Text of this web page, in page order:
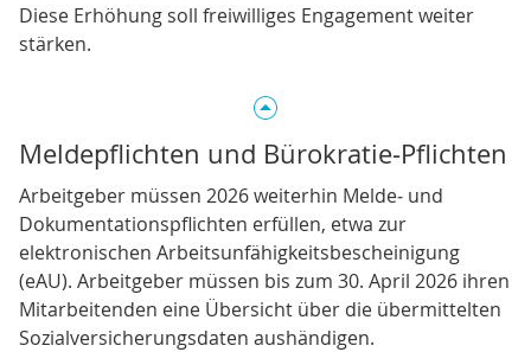
Diese Erhöhung soll freiwilliges Engagement weiter
stärken.
Meldepflichten und Bürokratie‑Pflichten
Arbeitgeber müssen 2026 weiterhin Melde‑ und
Dokumentationspflichten erfüllen, etwa zur
elektronischen Arbeitsunfähigkeitsbescheinigung
(eAU). Arbeitgeber müssen bis zum 30. April 2026 ihren
Mitarbeitenden eine Übersicht über die übermittelten
Sozialversicherungsdaten aushändigen.